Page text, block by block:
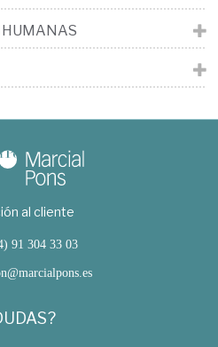
HUMANAS
al cliente
91 304 33 03